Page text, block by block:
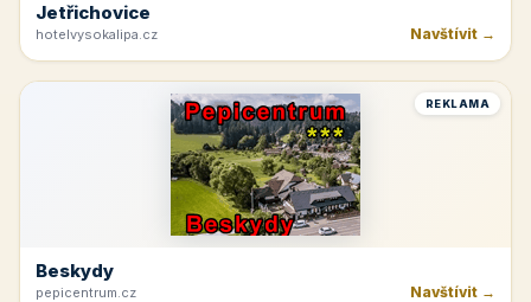
Jetřichovice
hotelvysokalipa.cz Navštívit →
REKLAMA
Beskydy
pepicentrum.cz Navštívit →